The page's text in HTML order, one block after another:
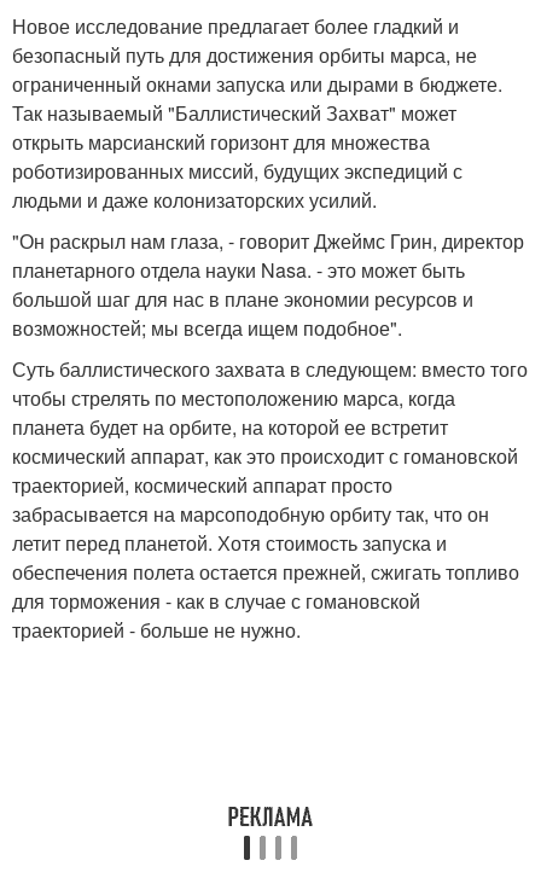
Новое исследование предлагает более гладкий и
безопасный путь для достижения орбиты марса, не
ограниченный окнами запуска или дырами в бюджете.
Так называемый "Баллистический Захват" может
открыть марсианский горизонт для множества
роботизированных миссий, будущих экспедиций с
людьми и даже колонизаторских усилий.
"Он раскрыл нам глаза, - говорит Джеймс Грин, директор
планетарного отдела науки Nasa. - это может быть
большой шаг для нас в плане экономии ресурсов и
возможностей; мы всегда ищем подобное".
Суть баллистического захвата в следующем: вместо того
чтобы стрелять по местоположению марса, когда
планета будет на орбите, на которой ее встретит
космический аппарат, как это происходит с гомановской
траекторией, космический аппарат просто
забрасывается на марсоподобную орбиту так, что он
летит перед планетой. Хотя стоимость запуска и
обеспечения полета остается прежней, сжигать топливо
для торможения - как в случае с гомановской
траекторией - больше не нужно.